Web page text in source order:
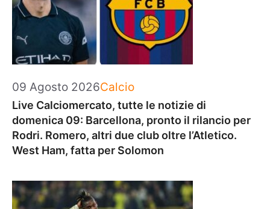
09 Agosto 2026Categorie
Calcio
Live Calciomercato, tutte le notizie di
domenica 09: Barcellona, pronto il rilancio per
Rodri. Romero, altri due club oltre l’Atletico.
West Ham, fatta per Solomon